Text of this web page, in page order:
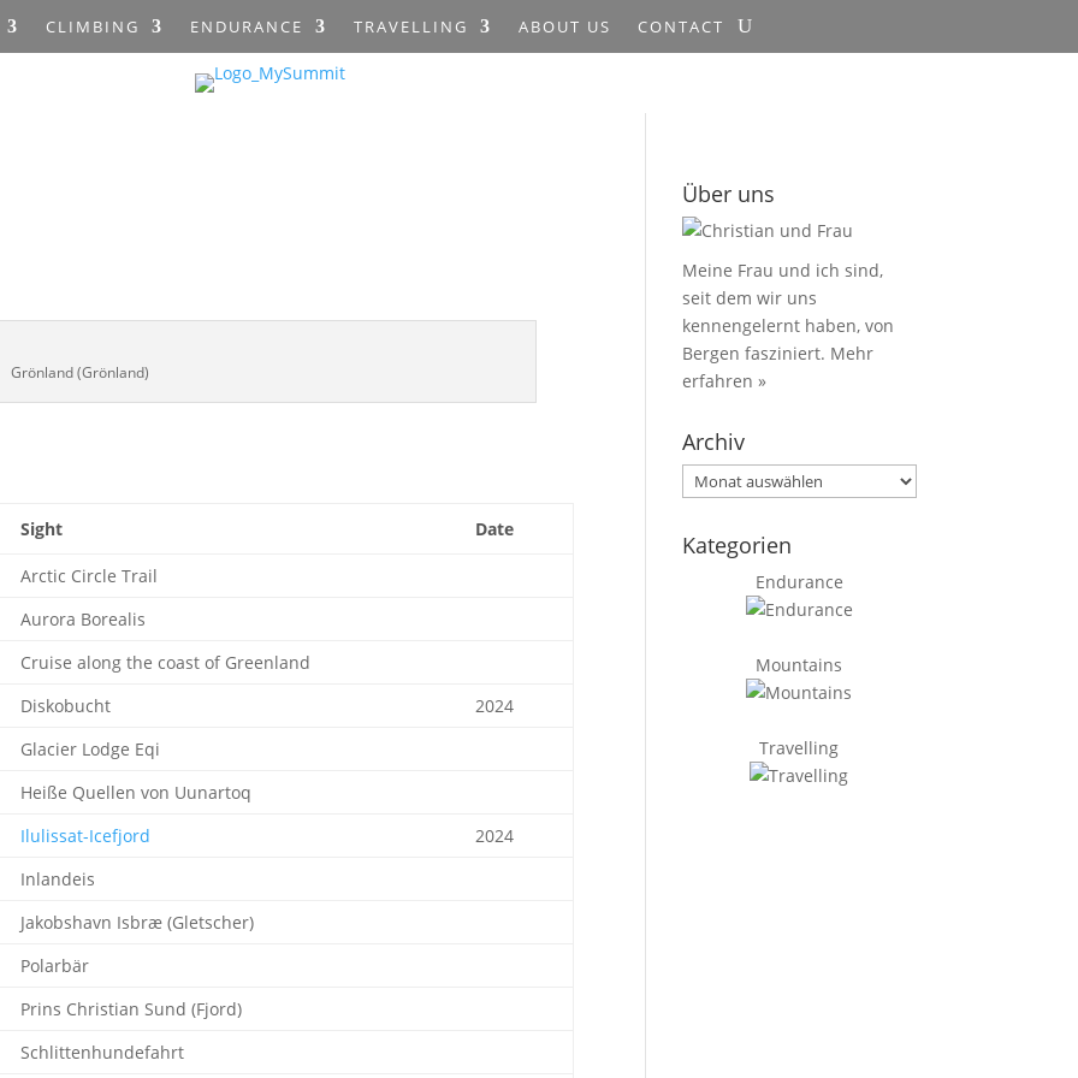
CLIMBING ENDURANCE TRAVELLING ABOUT US CONTACT
Grönland (Grönland)
Sight Date
Arctic Circle Trail
Aurora Borealis
Cruise along the coast of Greenland
Diskobucht
2024
Glacier Lodge Eqi
Heiße Quellen von Uunartoq
Ilulissat-Icefjord
2024
Inlandeis
Jakobshavn Isbræ (Gletscher)
Polarbär
Prins Christian Sund (Fjord)
Schlittenhundefahrt
Über uns
Meine Frau und ich sind,
seit dem wir uns
kennengelernt haben, von
Bergen fasziniert. Mehr
erfahren »
Archiv
Archiv
Kategorien
Endurance
Mountains
Travelling